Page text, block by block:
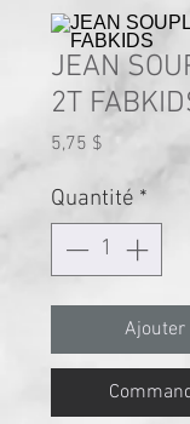
JEAN
2T
5,75 $
Quantité *
Ajouter